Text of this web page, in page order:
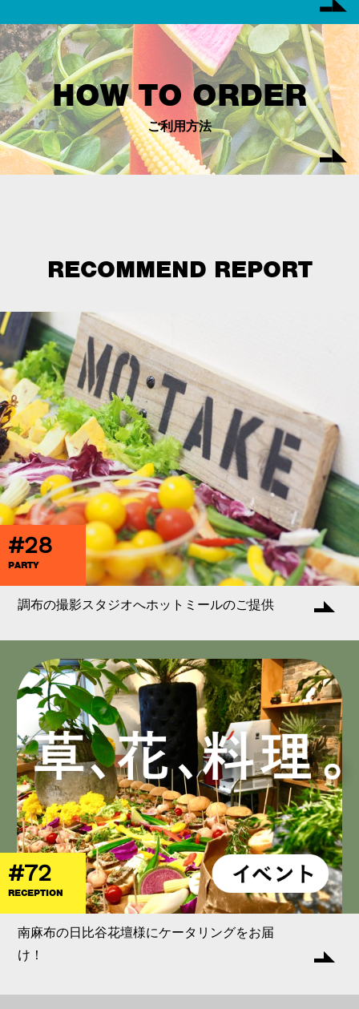
HOW TO ORDER
ご利用方法
RECOMMEND REPORT
#28
PARTY
調布の撮影スタジオへホットミールのご提供
#72
RECEPTION
南麻布の日比谷花壇様にケータリングをお届
け！